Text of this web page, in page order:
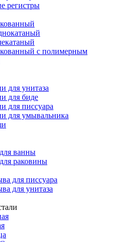
регистры
с полимерным
для унитаза
для биде
для писсуара
для умывальника
ванны
раковины
для писсуара
для унитаза